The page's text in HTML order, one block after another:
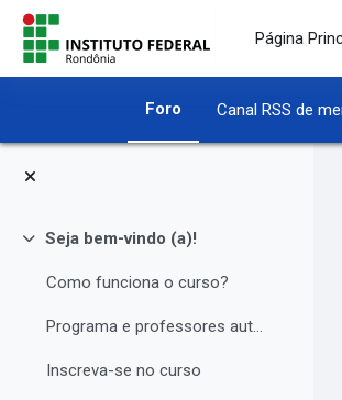
Salta al contenido principal
Página
Foro Canal RSS de
Colapsar
Seja bem-vindo (a)!
Como funciona o curso?
Programa e professores autores
Inscreva-se no curso